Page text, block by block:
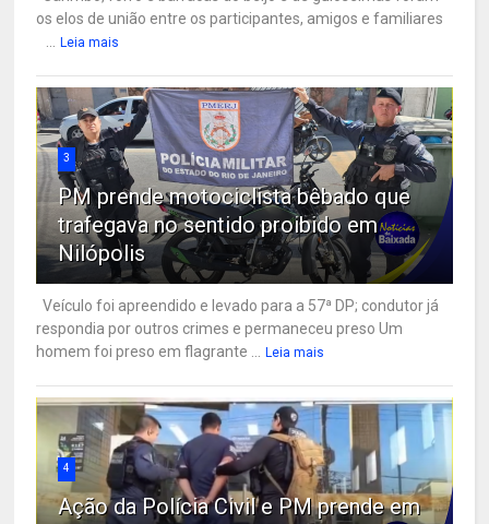
os elos de união entre os participantes, amigos e familiares
Leia mais
3
PM prende motociclista bêbado que
trafegava no sentido proibido em
Nilópolis
Veículo foi apreendido e levado para a 57ª DP; condutor já
respondia por outros crimes e permaneceu preso Um
homem foi preso em flagrante ...
Leia mais
4
Ação da Polícia Civil e PM prende em